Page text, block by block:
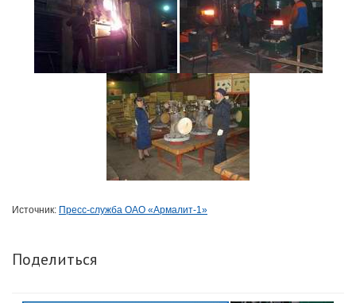
Источник: Пресс-служба ОАО «Армалит-1»
Поделиться